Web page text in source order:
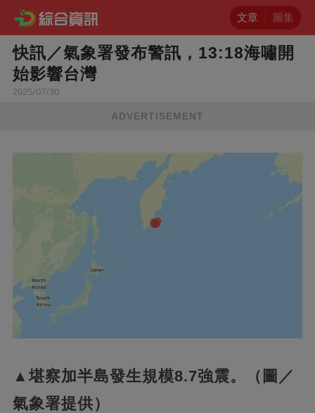
文章 圖集
快訊／氣象署發布警訊，13:18海嘯開
始影響台灣
2025/07/30
ADVERTISEMENT
▲堪察加半島發生規模8.7強震。（圖／
氣象署提供）